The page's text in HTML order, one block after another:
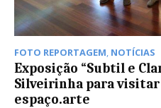
FOTO REPORTAGEM NOTÍCIAS
Exposição “Subtil e
Silveirinha para visitar
espaço.arte